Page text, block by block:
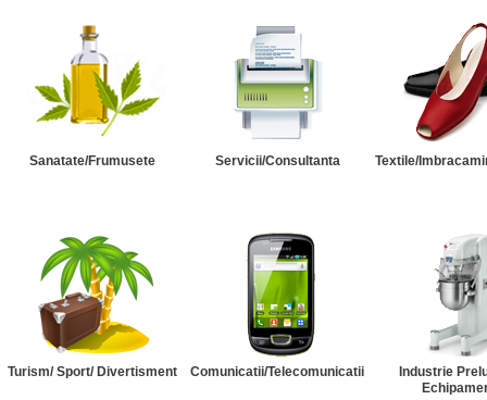
Sanatate/Frumusete Servicii/Consultanta Textile/
Turism/ Sport/ Divertisment Comunicatii/Telecomunicatii
Industrie